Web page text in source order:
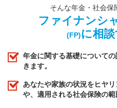
そんな年金・社会保
ファイナンシ
(FP)に相
年金に関する基礎について
きます。
あなたや家族の状況をヒヤ
や、適用される社会保険の範